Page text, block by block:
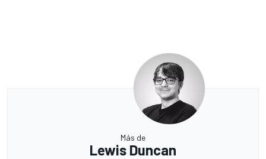
Más de
Lewis Duncan